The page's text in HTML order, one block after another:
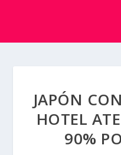
JAPÓN
HOTEL
90%